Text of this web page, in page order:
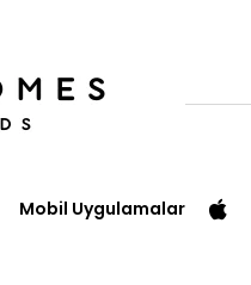
Mobil Uygulamalar